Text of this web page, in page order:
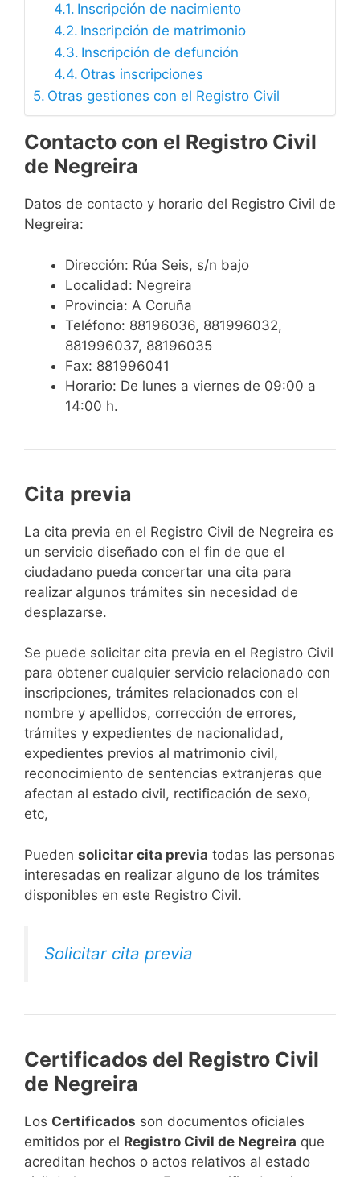
Inscripción de nacimiento
Inscripción de matrimonio
Inscripción de defunción
Otras inscripciones
Otras gestiones con el Registro Civil
Contacto con el Registro Civil
de Negreira
Datos de contacto y horario del Registro Civil de
Negreira:
Dirección: Rúa Seis, s/n bajo
Localidad: Negreira
Provincia: A Coruña
Teléfono: 88196036, 881996032,
881996037, 88196035
Fax: 881996041
Horario: De lunes a viernes de 09:00 a
14:00 h.
Cita previa
​​​​​​​​​​​​​​​​​​​​​​​​​​​​La cita previa en el Registro Civil de Negreira es
un servicio diseñado con el fin de que el
ciudadano pueda concertar una cita para
realizar algunos trámites sin necesidad de
desplazarse.​
Se puede solicitar cita previa en el Registro Civil
para obtener cualquier servicio relacionado con
inscripciones, trámites relacionados con el
nombre y apellidos, corrección de errores,
trámites y expedientes de nacionalidad,
expedientes previos al matrimonio civil,
reconocimiento de sentencias extranjeras que
afectan al estado civil, rectificación de sexo,
etc,
​Pueden solicitar cita previa todas las personas
interesadas en realizar alguno de los trámites
disponibles en este Registro Civil.​
Solicitar cita previa
Certificados del Registro Civil
de Negreira
Los Certificados son documentos oficiales
emitidos por el Registro Civil de Negreira que
acreditan hechos o actos relativos al estado